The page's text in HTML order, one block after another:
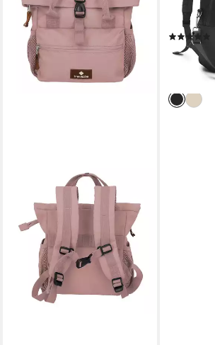
Daypack
35,59 €
lieferbar -